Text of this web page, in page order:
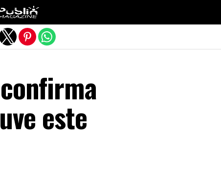
este
la versión móvil